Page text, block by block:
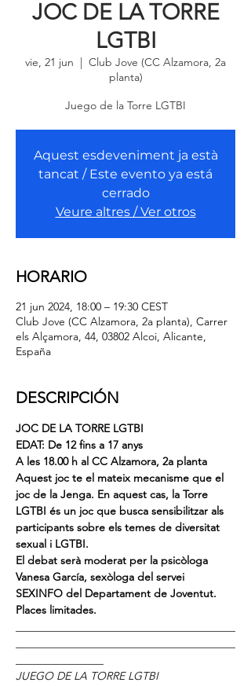
JOC DE LA TORRE
LGTBI
vie, 21 jun
  |
Club Jove (CC Alzamora, 2a
planta)
Juego de la Torre LGTBI
Aquest esdeveniment ja està
tancat / Este evento ya está
cerrado
Veure altres / Ver otros
HORARIO
21 jun 2024, 18:00 – 19:30 CEST
Club Jove (CC Alzamora, 2a planta), Carrer
els Alçamora, 44, 03802 Alcoi, Alicante,
España
DESCRIPCIÓN
JOC DE LA TORRE LGTBI
EDAT: De 12 fins a 17 anys
A les 18.00 h al CC Alzamora, 2a planta
Aquest joc te el mateix mecanisme que el
joc de la Jenga. En aquest cas, la Torre
LGTBI és un joc que busca sensibilitzar als
participants sobre els temes de diversitat
sexual i LGTBI.
El debat serà moderat per la psicòloga
Vanesa García, sexòloga del servei
SEXINFO del Departament de Joventut.
Places limitades.
JUEGO DE LA TORRE LGTBI